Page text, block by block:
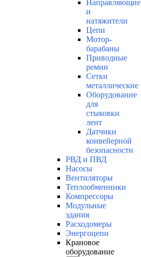
Направляющие
и
натяжители
Цепи
Мотор-
барабаны
Приводные
ремни
Сетки
металлические
Оборудование
для
стыковки
лент
Датчики
конвейерной
безопасности
РВД и ПВД
Насосы
Вентиляторы
Теплообменники
Компрессоры
Модульные
здания
Расходомеры
Энергоцепи
Крановое
оборудование